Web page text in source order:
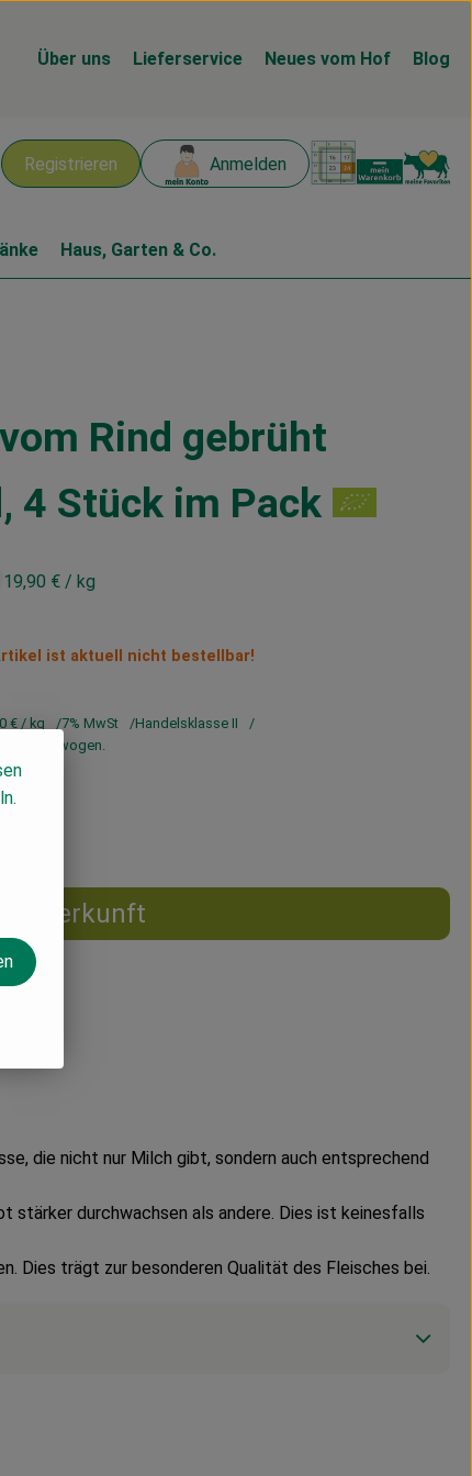
Über uns Lieferservice Neues vom Hof Blog
Registrieren Anmelden
Haus, Garten & Co.
Rind gebrüht
4 Stück im Pack
19,90 € / kg
ist aktuell nicht bestellbar!
€/ kg 7% MwSt
Handelsklasse II
eingewogen.
Herkunft
die nicht nur Milch gibt, sondern auch entsprechend
stärker durchwachsen als andere. Dies ist keinesfalls
Dies trägt zur besonderen Qualität des Fleisches bei.